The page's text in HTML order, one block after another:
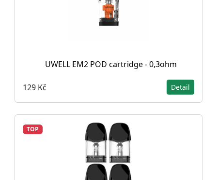
UWELL EM2 POD cartridge - 0,3ohm
129 Kč Detail
TOP